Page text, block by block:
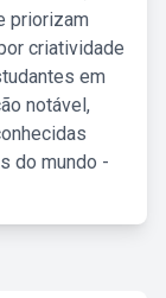
priorizam
criatividade
em
notável,
do mundo -